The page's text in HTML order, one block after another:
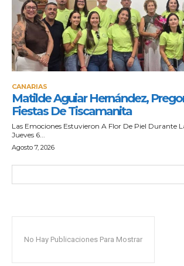
CANARIAS
Matilde Aguiar Hernández,
Fiestas De Tiscamanita
Las Emociones Estuvieron A Flor De Piel Durante
Jueves 6...
Agosto 7, 2026
No Hay Publicaciones Para Mostrar